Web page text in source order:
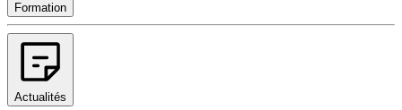
Formation
Actualités